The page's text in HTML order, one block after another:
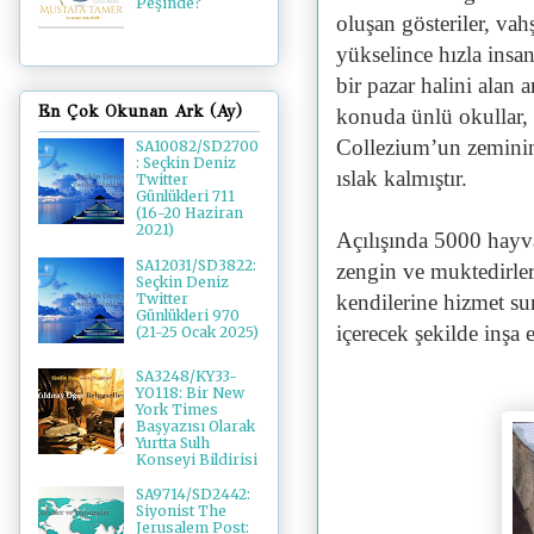
oluşan gösteriler,
yükselince hızla
bir pazar halini alan
konuda ünlü okullar,
Collezium’un
ıslak kalmıştır.
Açılışında 5000
zengin ve muktedirler
kendilerine hizmet
içerecek şekilde inşa
En Çok Okunan Ark (Ay)
SA10082/SD2700
: Seçkin Deniz
Twitter
Günlükleri 711
(16-20 Haziran
2021)
SA12031/SD3822:
Seçkin Deniz
Twitter
Günlükleri 970
(21-25 Ocak 2025)
SA3248/KY33-
YO118: Bir New
York Times
Başyazısı Olarak
Yurtta Sulh
Konseyi Bildirisi
SA9714/SD2442:
Siyonist The
Jerusalem Post: